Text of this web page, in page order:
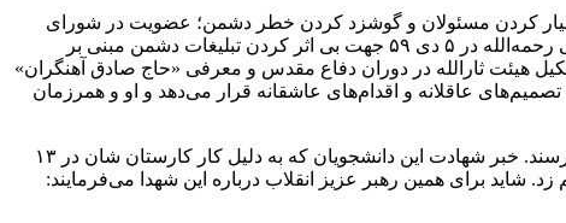
کردن مسئولان و گوشزد کردن خطر دشمن؛ عضویت در شورای
فرماندهی سپاه تازه تأسیس خوزستان، راه اندازی شورای مقاومت مساجد اهواز، برنامه‌ریزی و اجرای دیدار تاریخی عشایر با امام خمینی رحمه‌الله در ۵ دی ۵۹ جهت بی اثر کردن تبلیغات دشمن مبنی بر
هیئت ثارالله در دوران دفاع مقدس و معرفی «حاج صادق آهنگران»
علم الهدی را در مدت ۲۲ سال عمر پربرکتش در نوک پیکان تصمیم‌های عاقلانه و اقدام‌های عاشقانه قرار می‌دهد و او و همرزمان
در حماسه هویزه علاوه بر شهید علم الهدی، تعدادی از دانشجویان پیرو خط امام نیز در کنار دیگر دانشجویان و سایر اقشار به شهادت می‌رسند. خبر شهادت این دانشجویان که به دلیل کار کارستان شان در ۱۳
زد. شاید برای همین رهبر عزیز انقلاب درباره این شهدا می‌فرمایند: